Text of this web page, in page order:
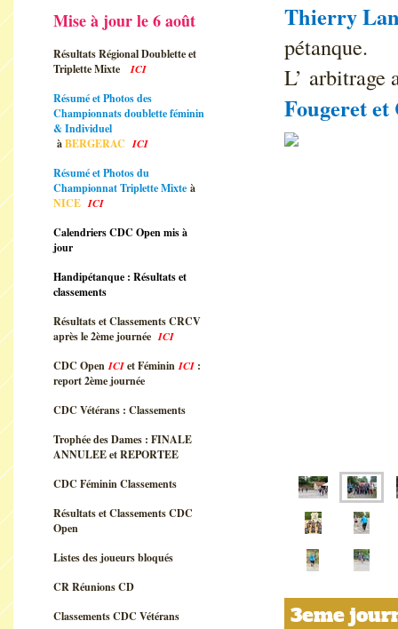
Mise à jour le 6 août
Résultats Régional Doublette et
Triplette Mixte
ICI
Résumé et Photos des
Championnats doublette féminin
& Individuel
àBERGERACICI
Résumé et Photos du
Championnat Triplette Mixte à
NICEICI
Calendriers CDC Open mis à
jour
Handipétanque : Résultats et
classements
Résultats et Classements CRCV
après le 2ème journée ICI
CDC OpenICIet FémininICI :
report 2ème journée
CDC Vétérans : Classements
Trophée des Dames : FINALE
ANNULEE et REPORTEE
CDC Féminin Classements
Résultats et Classements CDC
Open
Listes des joueurs bloqués
CR Réunions CD
Classements CDC Vétérans
Thierry
pétanque.
L’ arbitrage
Fougeretet
3eme